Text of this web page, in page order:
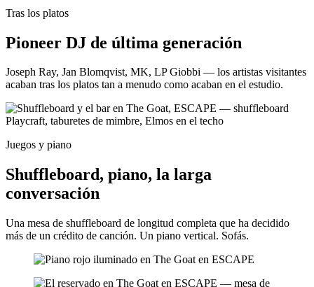
Tras los platos
Pioneer DJ de última generación
Joseph Ray, Jan Blomqvist, MK, LP Giobbi — los artistas visitantes
acaban tras los platos tan a menudo como acaban en el estudio.
Juegos y piano
Shuffleboard, piano, la larga
conversación
Una mesa de shuffleboard de longitud completa que ha decidido
más de un crédito de canción. Un piano vertical. Sofás.